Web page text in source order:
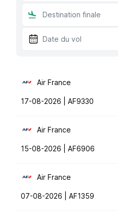
Air France
17-08-2026 | AF9330
Air France
15-08-2026 | AF6906
Air France
07-08-2026 | AF1359